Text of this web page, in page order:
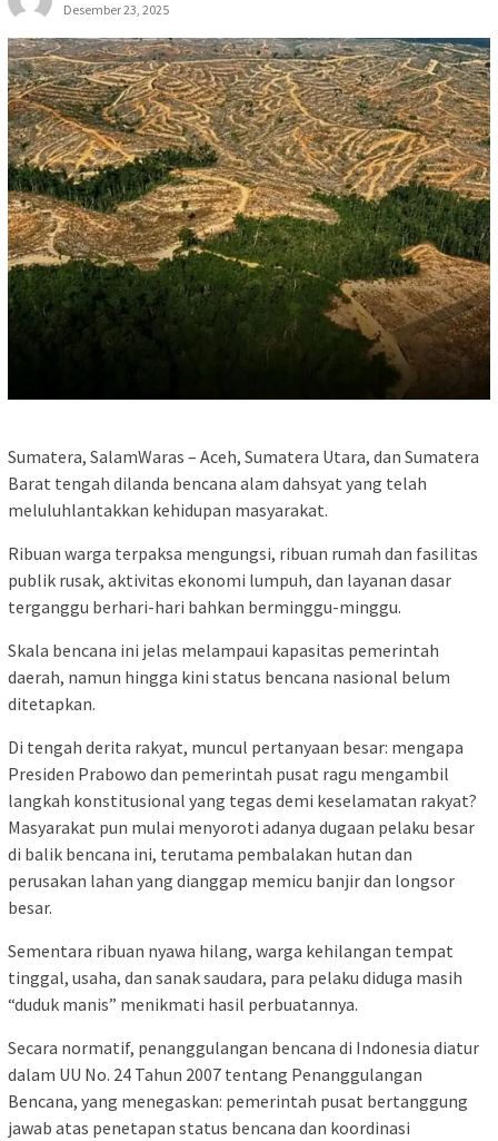
Desember 23, 2025
Sumatera, SalamWaras – Aceh, Sumatera Utara, dan Sumatera
Barat tengah dilanda bencana alam dahsyat yang telah
meluluhlantakkan kehidupan masyarakat.
Ribuan warga terpaksa mengungsi, ribuan rumah dan fasilitas
publik rusak, aktivitas ekonomi lumpuh, dan layanan dasar
terganggu berhari-hari bahkan berminggu-minggu.
Skala bencana ini jelas melampaui kapasitas pemerintah
daerah, namun hingga kini status bencana nasional belum
ditetapkan.
Di tengah derita rakyat, muncul pertanyaan besar: mengapa
Presiden Prabowo dan pemerintah pusat ragu mengambil
langkah konstitusional yang tegas demi keselamatan rakyat?
Masyarakat pun mulai menyoroti adanya dugaan pelaku besar
di balik bencana ini, terutama pembalakan hutan dan
perusakan lahan yang dianggap memicu banjir dan longsor
besar.
Sementara ribuan nyawa hilang, warga kehilangan tempat
tinggal, usaha, dan sanak saudara, para pelaku diduga masih
“duduk manis” menikmati hasil perbuatannya.
Secara normatif, penanggulangan bencana di Indonesia diatur
dalam UU No. 24 Tahun 2007 tentang Penanggulangan
Bencana, yang menegaskan: pemerintah pusat bertanggung
jawab atas penetapan status bencana dan koordinasi